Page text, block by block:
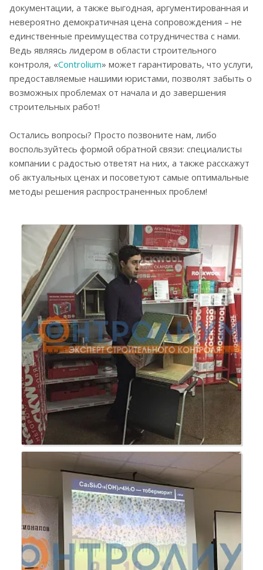
документации, а также выгодная, аргументированная и
невероятно демократичная цена сопровождения – не
единственные преимущества сотрудничества с нами.
Ведь являясь лидером в области строительного
контроля, «Controlium» может гарантировать, что услуги,
предоставляемые нашими юристами, позволят забыть о
возможных проблемах от начала и до завершения
строительных работ!
Остались вопросы? Просто позвоните нам, либо
воспользуйтесь формой обратной связи: специалисты
компании с радостью ответят на них, а также расскажут
об актуальных ценах и посоветуют самые оптимальные
методы решения распространенных проблем!